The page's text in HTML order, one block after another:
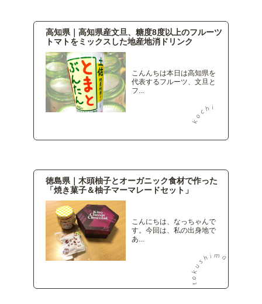
高知県｜高知県産文旦、糖度8度以上のフルーツ
トマトをミックスした地産地消ドリンク
こんんちは本日は高知県を
代表するフルーツ、文旦と
フ...
徳島県｜木頭柚子とオーガニック食材で作った
「焼き菓子＆柚子マーマレードセット」
こんにちは、なっちゃんで
す。今回は、私の出身地で
あ...